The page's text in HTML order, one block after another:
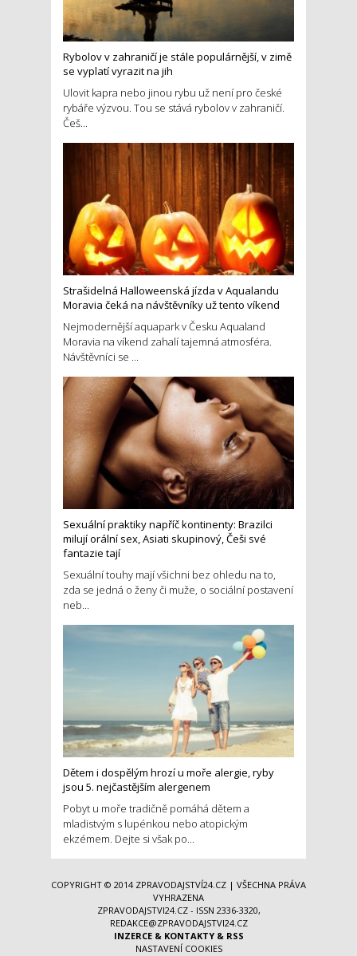
Rybolov v zahraničí je stále populárnější, v zimě
se vyplatí vyrazit na jih
Ulovit kapra nebo jinou rybu už není pro české
rybáře výzvou. Tou se stává rybolov v zahraničí.
Češ...
Strašidelná Halloweenská jízda v Aqualandu
Moravia čeká na návštěvníky už tento víkend
Nejmodernější aquapark v Česku Aqualand
Moravia na víkend zahalí tajemná atmosféra.
Návštěvníci se ...
Sexuální praktiky napříč kontinenty: Brazilci
milují orální sex, Asiati skupinový, Češi své
fantazie tají
Sexuální touhy mají všichni bez ohledu na to,
zda se jedná o ženy či muže, o sociální postavení
neb...
Dětem i dospělým hrozí u moře alergie, ryby
jsou 5. nejčastějším alergenem
Pobyt u moře tradičně pomáhá dětem a
mladistvým s lupénkou nebo atopickým
ekzémem. Dejte si však po...
COPYRIGHT © 2014 ZPRAVODAJSTVÍ24.CZ | VŠECHNA PRÁVA
VYHRAZENA
ZPRAVODAJSTVI24.CZ - ISSN 2336-3320,
REDAKCE@ZPRAVODAJSTVI24.CZ
INZERCE& KONTAKTY& RSS
NASTAVENÍ COOKIES